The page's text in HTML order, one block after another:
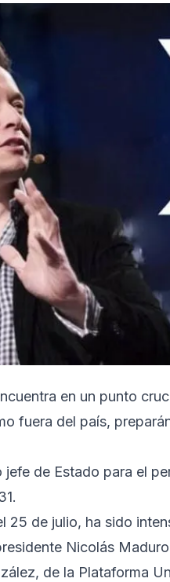
en un punto
fuera del país,
de Estado para el
25 de julio, ha sido
Nicolás
de la Plataforma